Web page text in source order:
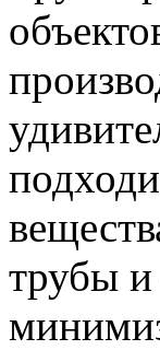
трубы и